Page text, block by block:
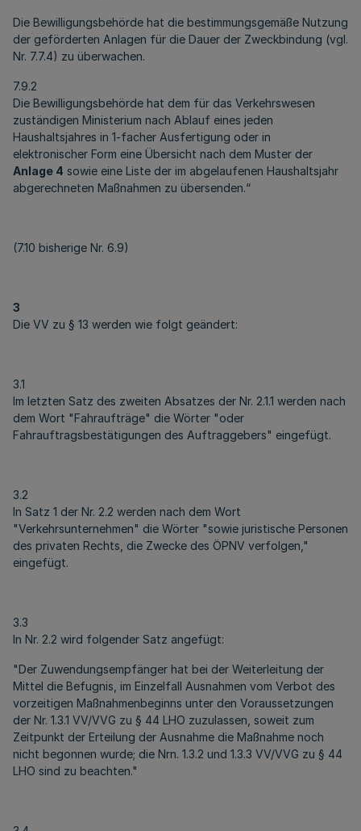
Die Bewilligungsbehörde hat die bestimmungsgemäße Nutzung
der geförderten Anlagen für die Dauer der Zweckbindung (vgl.
Nr. 7.7.4) zu überwachen.
7.9.2
Die Bewilligungsbehörde hat dem für das Verkehrswesen
zuständigen Ministerium nach Ablauf eines jeden
Haushaltsjahres in 1-facher Ausfertigung oder in
elektronischer Form eine Übersicht nach dem Muster der
Anlage 4 sowie eine Liste der im abgelaufenen Haushaltsjahr
abgerechneten Maßnahmen zu übersenden.“
(7.10 bisherige Nr. 6.9)
3
Die VV zu § 13 werden wie folgt geändert:
3.1
Im letzten Satz des zweiten Absatzes der Nr. 2.1.1 werden nach
dem Wort "Fahraufträge" die Wörter "oder
Fahrauftragsbestätigungen des Auftraggebers" eingefügt.
3.2
In Satz 1 der Nr. 2.2 werden nach dem Wort
"Verkehrsunternehmen" die Wörter "sowie juristische Personen
des privaten Rechts, die Zwecke des ÖPNV verfolgen,"
eingefügt.
3.3
In Nr. 2.2 wird folgender Satz angefügt:
"Der Zuwendungsempfänger hat bei der Weiterleitung der
Mittel die Befugnis, im Einzelfall Ausnahmen vom Verbot des
vorzeitigen Maßnahmenbeginns unter den Voraussetzungen
der Nr. 1.3.1 VV/VVG zu § 44 LHO zuzulassen, soweit zum
Zeitpunkt der Erteilung der Ausnahme die Maßnahme noch
nicht begonnen wurde; die Nrn. 1.3.2 und 1.3.3 VV/VVG zu § 44
LHO sind zu beachten."